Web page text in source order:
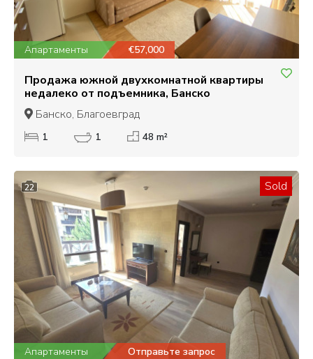
Апартаменты €57,000
Продажа южной двухкомнатной квартиры
недалеко от подъемника, Банско
Банско, Благоевград
1 1 48 m²
22 Sold
Апартаменты Отправьте запрос